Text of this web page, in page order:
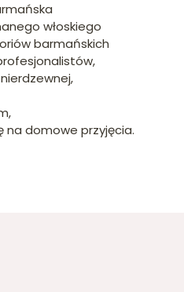
włoskiego
barmańskich
na domowe przyjęcia.